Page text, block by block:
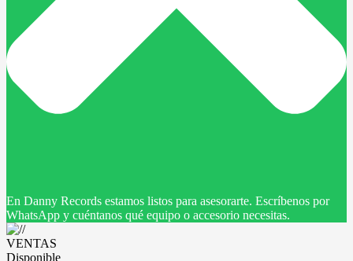
En Danny Records estamos listos para asesorarte. Escríbenos por
WhatsApp y cuéntanos qué equipo o accesorio necesitas.
VENTAS
Disponible